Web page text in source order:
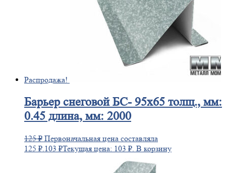
Распродажа!
Барьерснеговой БС- 95х65 толщ., мм:
0.45 длина, мм: 2000
125₽ Первоначальная цена составляла
125 ₽.103 ₽Текущая цена: 103 ₽. В корзину